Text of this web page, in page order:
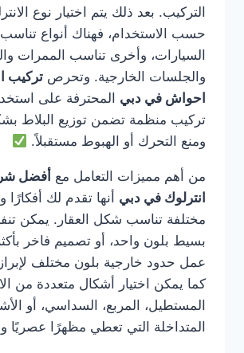
التركيب. بعد ذلك يتم اختيار نوع
حسب الاستخدام، فهناك أنواع
السيارات، وأخرى تناسب الممرات
والجلسات الخارجية. وتحرص تركيب
احواش في دبي المحترفة على
تركيب منظمة تضمن توزيع البلاط
ومنع التحرك أو الهبوط مستقبلاً.
من أهم مميزات التعامل مع أفضل
انترلوك في دبي أنها تقدم لك
مختلفة تناسب شكل العقار. يمكن
بسيط بلون واحد، أو تصميم فاخر
عمل حدود خارجية بلون مختلف
كما يمكن اختيار أشكال متعددة من
المستطيل، المربع، السداسي، أو
المتداخلة التي تعطي مظهرًا عصريًا